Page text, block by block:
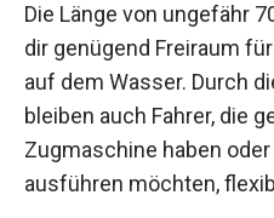
Die Länge von ungefähr
dir genügend Freiraum
auf dem Wasser. Durch
bleiben auch Fahrer, die
Zugmaschine haben
ausführen möchten,